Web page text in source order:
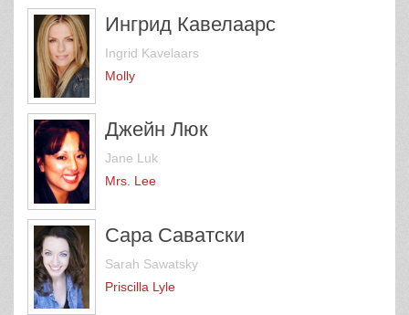
Ингрид Кавелаарс
Ingrid Kavelaars
Molly
Джейн Люк
Jane Luk
Mrs. Lee
Сара Саватски
Sarah Sawatsky
Priscilla Lyle